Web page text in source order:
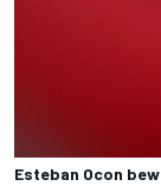
Esteban Ocon